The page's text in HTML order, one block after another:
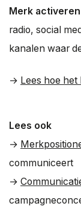
Merk activeren
radio, social
kanalen waar
→ Lees hoe
Lees ook
→
communiceert
→